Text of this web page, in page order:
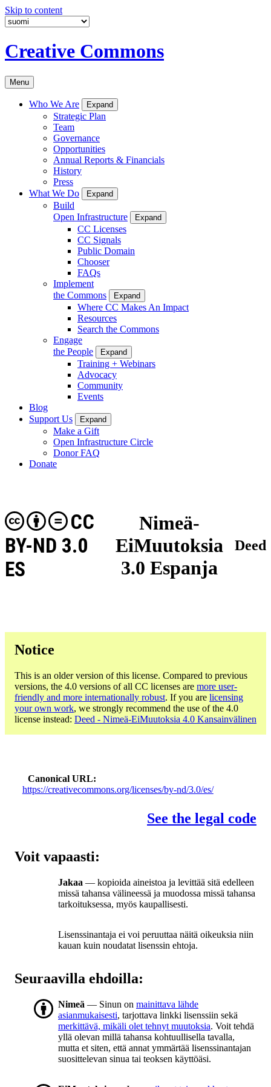
Skip to content
Creative Commons
Menu
Who We Are Expand
Strategic Plan
Team
Governance
Opportunities
Annual Reports & Financials
History
Press
What We Do
Expand
Build
Open Infrastructure
Expand
CC Licenses
CC Signals
Public Domain
Chooser
FAQs
Implement
the Commons
Expand
Where CC Makes An Impact
Resources
Search the Commons
Engage
the People
Expand
Training + Webinars
Advocacy
Community
Events
Blog
Support Us
Expand
Make a Gift
Open Infrastructure Circle
Donor FAQ
Donate
Nimeä-
EiMuutoksia
3.0 Espanja
CC
BY-ND 3.0
ES
Deed
Notice
This is an older version of this license. Compared to previous
versions, the 4.0 versions of all CC licenses are more user-
friendly and more internationally robust. If you are licensing
your own work, we strongly recommend the use of the 4.0
license instead: Deed - Nimeä-EiMuutoksia 4.0 Kansainvälinen
Canonical URL
https://creativecommons.org/licenses/by-nd/3.0/es/
See the legal code
Voit vapaasti:
Jakaa — kopioida aineistoa ja levittää sitä edelleen
missä tahansa välineessä ja muodossa missä tahansa
tarkoituksessa, myös kaupallisesti.
Lisenssinantaja ei voi peruuttaa näitä oikeuksia niin
kauan kuin noudatat lisenssin ehtoja.
Seuraavilla ehdoilla:
Nimeä — Sinun on mainittava lähde
asianmukaisesti, tarjottava linkki lisenssiin sekä
merkittävä, mikäli olet tehnyt muutoksia. Voit tehdä
yllä olevan millä tahansa kohtuullisella tavalla,
mutta et siten, että annat ymmärtää lisenssinantajan
suosittelevan sinua tai teoksen käyttöäsi.